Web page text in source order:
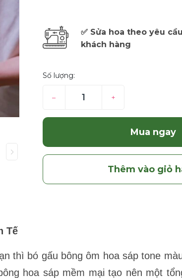
✅ Sửa hoa theo yêu
khách hàng
Số lượng:
– +
Mua ngay
Thêm vào giỏ
Tế
thì bó gấu bông ôm hoa sáp tone
hoa sáp mềm mại tạo nên một